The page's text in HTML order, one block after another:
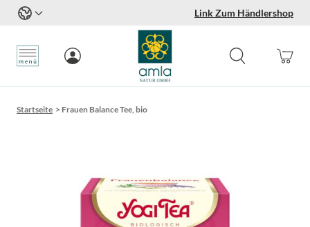
Link Zum Händlershop
Startseite > Frauen Balance Tee, bio